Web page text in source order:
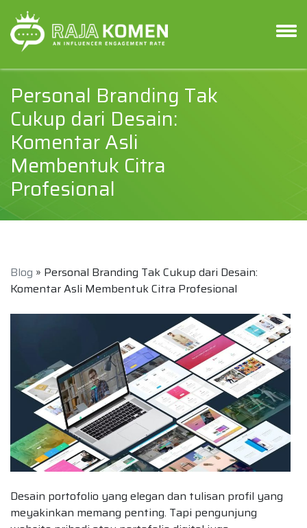
Personal Branding Tak
Cukup dari Desain:
Komentar Asli
Membentuk Citra
Profesional
Blog » Personal Branding Tak Cukup dari Desain:
Komentar Asli Membentuk Citra Profesional
Desain portofolio yang elegan dan tulisan profil yang
meyakinkan memang penting. Tapi pengunjung